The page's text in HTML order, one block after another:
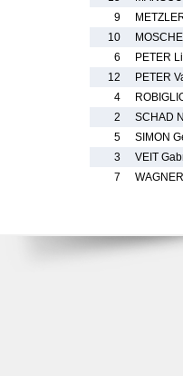
9
10
6
PETER
12
PETER
4
2
SCHAD
5
SIMON
3
VEIT
7